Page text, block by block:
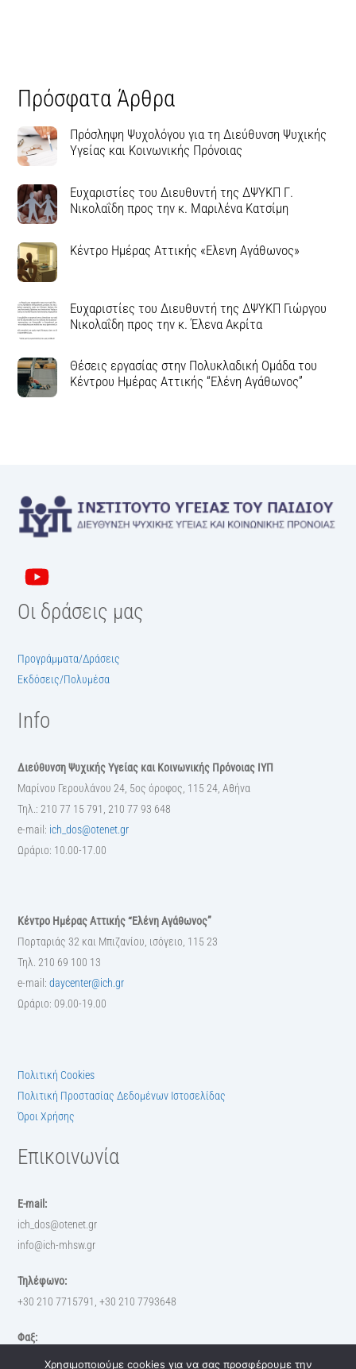
Πρόσφατα Άρθρα
Πρόσληψη Ψυχολόγου για τη Διεύθυνση Ψυχικής
Υγείας και Κοινωνικής Πρόνοιας
Ευχαριστίες του Διευθυντή της ΔΨΥΚΠ Γ.
Νικολαΐδη προς την κ. Μαριλένα Κατσίμη
Κέντρο Ημέρας Αττικής «Ελενη Αγάθωνος»
Ευχαριστίες του Διευθυντή της ΔΨΥΚΠ Γιώργου
Νικολαΐδη προς την κ. Έλενα Ακρίτα
Θέσεις εργασίας στην Πολυκλαδική Ομάδα του
Κέντρου Ημέρας Αττικής “Ελένη Αγάθωνος”
Οι δράσεις μας
Προγράμματα/Δράσεις
Εκδόσεις/Πολυμέσα
Info
Διεύθυνση Ψυχικής Υγείας και Κοινωνικής Πρόνοιας ΙΥΠ
Μαρίνου Γερουλάνου 24, 5ος όροφος, 115 24, Αθήνα
Τηλ.: 210 77 15 791, 210 77 93 648
e-mail: ich_dos@otenet.gr
Ωράριο: 10.00-17.00
Κέντρο Ημέρας Αττικής “Ελένη Αγάθωνος”
Πορταριάς 32 και Μπιζανίου, ισόγειο, 115 23
Τηλ. 210 69 100 13
e-mail:daycenter@ich.gr
Ωράριο: 09.00-19.00
Πολιτική Cookies
Πολιτική Προστασίας Δεδομένων Ιστοσελίδας
Όροι Χρήσης
Επικοινωνία
E-mail:
ich_dos@otenet.gr
info@ich-mhsw.gr
Τηλέφωνο:
+30 210 7715791, +30 210 7793648
Φαξ:
+30 210 7793648
Χρησιμοποιούμε cookies για να σας προσφέρουμε την